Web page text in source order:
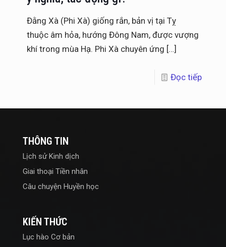
Đằng Xà (Phi Xà) giống rắn, bản vị tại Tỵ
thuộc âm hỏa, hướng Đông Nam, được vượng
khí trong mùa Hạ. Phi Xà chuyên ứng […]
Đọc tiếp
THÔNG TIN
Lịch sử Kinh dịch
Giai thoại Tiền nhân
Câu chuyện Huyền học
KIẾN THỨC
Lục hào Cơ bản